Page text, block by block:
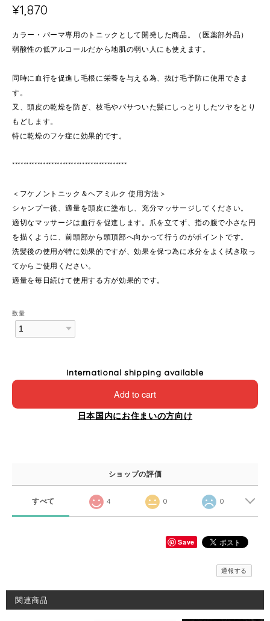
¥1,870
カラー・パーマ専用のトニックとして開発した商品。（医薬部外品）
弱酸性の低アルコールだから地肌の弱い人にも使えます。
同時に血行を促進し毛根に栄養を与える為、抜け毛予防に使用できま
す。
又、頭皮の乾燥を防ぎ、枝毛やパサついた髪にしっとりしたツヤをとり
もどします。
特に乾燥のフケ症に効果的です。
*****************************************
＜フケノントニック＆ヘアミルク 使用方法＞
シャンプー後、適量を頭皮に塗布し、充分マッサージしてください。
適切なマッサージは血行を促進します。爪を立てず、指の腹で小さな円
を描くように、前頭部から頭頂部へ向かって行うのがポイントです。
洗髪後の使用が特に効果的ですが、効果を保つ為に水分をよく拭き取っ
てからご使用ください。
適量を毎日続けて使用する方が効果的です。
数量
International shipping available
Add to cart
日本国内にお住まいの方向け
ショップの評価
すべて 4 0 0
Save
通報する
関連商品